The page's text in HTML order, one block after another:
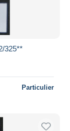
325**
Particulier